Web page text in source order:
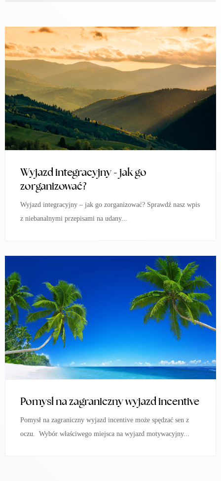
Wyjazd integracyjny - jak go
zorganizować?
Wyjazd integracyjny – jak go zorganizować? Sprawdź nasz wpis
z niebanalnymi przepisami na udany...
Pomysł na zagraniczny wyjazd incentive
Pomysł na zagraniczny wyjazd incentive może spędzać sen z
oczu. Wybór właściwego miejsca na wyjazd motywacyjny...